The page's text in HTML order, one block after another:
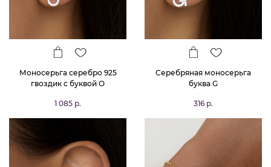
Моносерьга серебро 925
гвоздик c буквой O
1 085 р.
Серебряная моносерьга
буква G
316 р.